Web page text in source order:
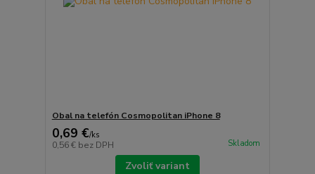
Obal na telefón Cosmopolitan iPhone 8
0,69 €/ks
0,56 € bez DPH Skladom
Zvoliť variant